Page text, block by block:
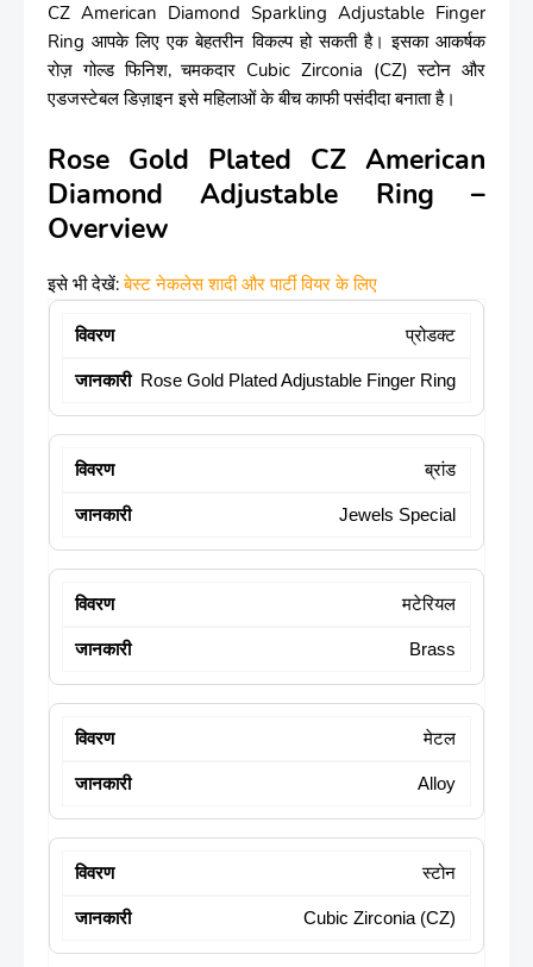
CZ American Diamond Sparkling Adjustable Finger
Ring आपके लिए एक बेहतरीन विकल्प हो सकती है। इसका आकर्षक
रोज़ गोल्ड फिनिश, चमकदार Cubic Zirconia (CZ) स्टोन और
एडजस्टेबल डिज़ाइन इसे महिलाओं के बीच काफी पसंदीदा बनाता है।
Rose Gold Plated CZ American
Diamond Adjustable Ring –
Overview
इसे भी देखें:बेस्ट नेकलेस शादी और पार्टी वियर के लिए
प्रोडक्ट
Rose Gold Plated Adjustable Finger Ring
ब्रांड
Jewels Special
मटेरियल
Brass
मेटल
Alloy
स्टोन
Cubic Zirconia (CZ)